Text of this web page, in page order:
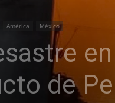
América México
de